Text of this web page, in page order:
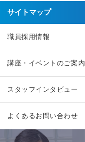
サイトマップ
職員採用情報
講座・イベントのご案内
スタッフインタビュー
よくあるお問い合わせ